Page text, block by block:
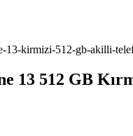
13-kirmizi-512-gb-akilli-
13 512 GB